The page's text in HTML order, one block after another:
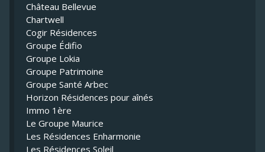
Château Bellevue
Chartwell
Cogir Résidences
Groupe Édifio
Groupe Lokia
Groupe Patrimoine
Groupe Santé Arbec
Horizon Résidences pour aînés
Immo 1ère
Le Groupe Maurice
Les Résidences Enharmonie
Les Résidences Soleil